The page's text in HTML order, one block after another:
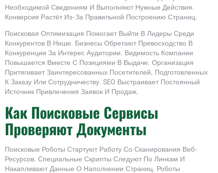
Необходимой Сведениям И Выполняют Нужные Действия.
Конверсия Растёт Из-За Правильной Построению Страниц.
Поисковая Оптимизация Помогает Выйти В Лидеры Среди
Конкурентов В Нише. Бизнесы Обретают Превосходство В
Конкуренции За Интерес Аудитории. Видимость Компании
Повышается Вместе С Позициями В Выдаче. Организация
Притягивает Заинтересованных Посетителей, Подготовленных
К Заказу Или Сотрудничеству. SEO Выстраивает Постоянный
Источник Привлечения Заявок И Продаж.
Как Поисковые Сервисы
Проверяют Документы
Поисковые Роботы Стартуют Работу Со Сканирования Веб-
Ресурсов. Специальные Скрипты Следуют По Линкам И
Накапливают Данные О Наполнении Страниц. Роботы